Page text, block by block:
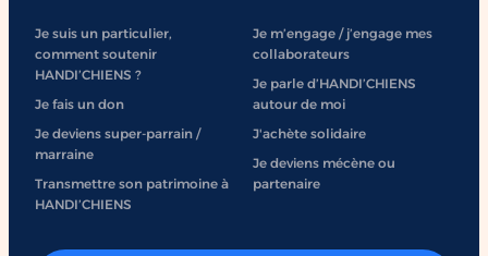
Je suis un particulier,
comment soutenir
HANDI’CHIENS ?
Je fais un don
Je deviens super-parrain /
marraine
Transmettre son patrimoine à
HANDI’CHIENS
Je m’engage / j’engage mes
collaborateurs
Je parle d’HANDI’CHIENS
autour de moi
J'achète solidaire
Je deviens mécène ou
partenaire